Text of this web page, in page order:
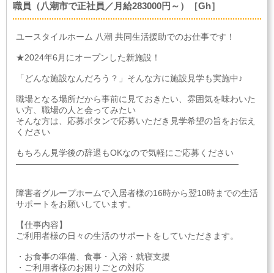
職員（八潮市で正社員／月給283000円～）［Gh］
ユースタイルホーム 八潮 共同生活援助でのお仕事です！
★2024年6月にオープンした新施設！
「どんな施設なんだろう？」そんな方に施設見学も実施中♪
職場となる場所だから事前に見ておきたい、雰囲気を味わいた
い方、職場の人と会ってみたい
そんな方は、応募ボタンで応募いただき見学希望の旨をお伝え
ください
もちろん見学後の辞退もOKなので気軽にご応募ください
――――――――――――――――――――――――――
障害者グループホームで入居者様の16時から翌10時までの生活
サポートをお願いしています。
【仕事内容】
ご利用者様の日々の生活のサポートをしていただきます。
・お食事の準備、食事・入浴・就寝支援
・ご利用者様のお困りごとの対応